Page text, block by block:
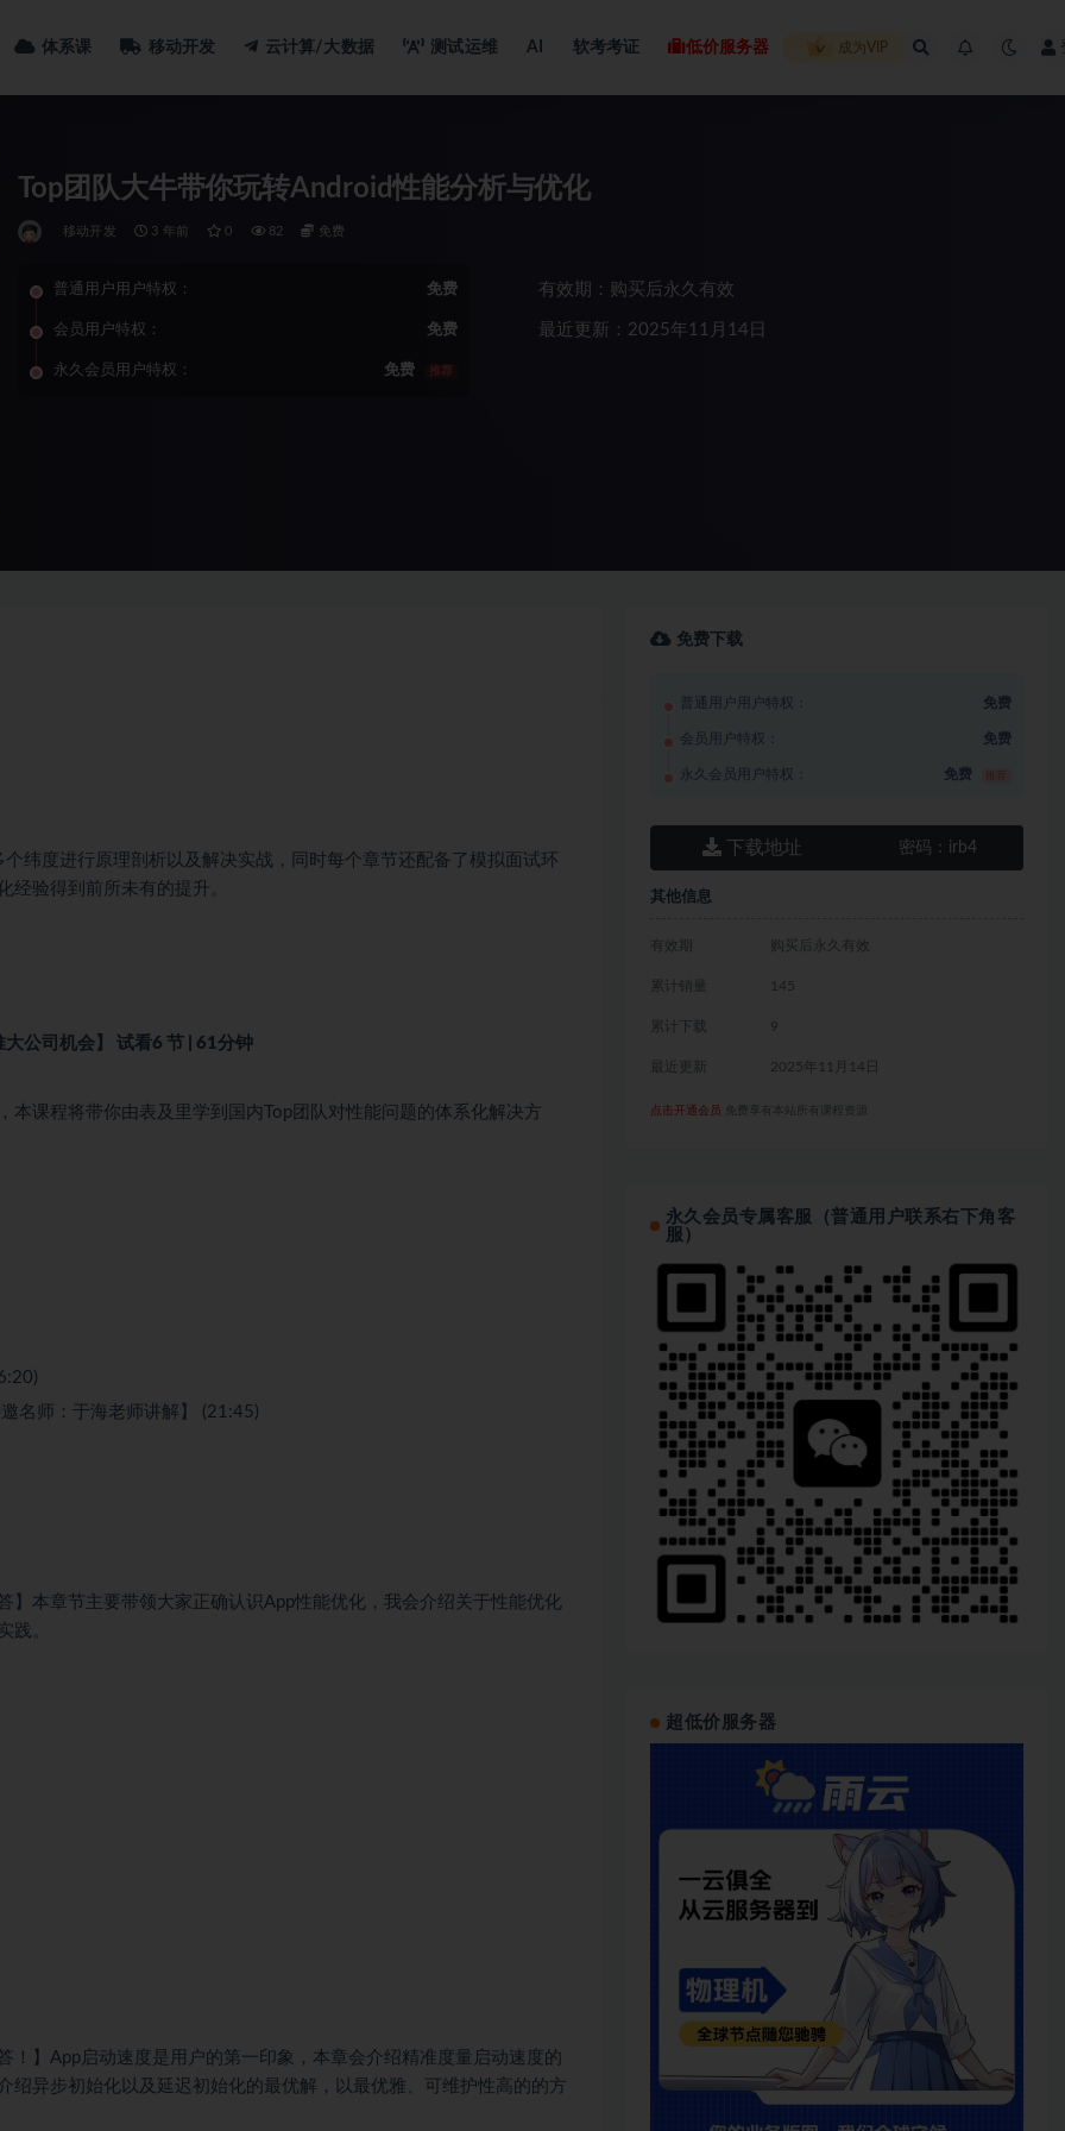
体系课 移动开发 云计算/大数据 测试运维 AI 软考考证 低价服务器 成为VIP
Top团队大牛带你玩转Android性能分析与优化
移动开发 3 年前 0 82 免费
普通用户用户特权： 免费
会员用户特权： 免费
永久会员用户特权： 免费 推荐
有效期：购买后永久有效
最近更新：2025年11月14日
纬度进行原理剖析以及解决实战，同时每个章节还配备了模拟面试环
经验得到前所未有的提升。
公司机会】 试看6 节 | 61分钟
本课程将带你由表及里学到国内Top团队对性能问题的体系化解决方
名师：于海老师讲解】 (21:45)
】本章节主要带领大家正确认识App性能优化，我会介绍关于性能优化
践。
！】App启动速度是用户的第一印象，本章会介绍精准度量启动速度的
绍异步初始化以及延迟初始化的最优解，以最优雅、可维护性高的的方
免费下载
普通用户用户特权： 免费
会员用户特权： 免费
永久会员用户特权： 免费
下载地址 密码： irb4
其他信息
有效期 购买后永久有效
累计销量 145
累计下载 9
最近更新 2025年11月14日
点击开通会员 免费享有本站所有课程资源
永久会员专属客服（普通用户联系右下角客
服）
超低价服务器